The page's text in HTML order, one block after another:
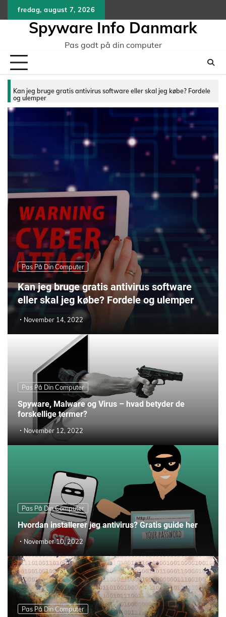
to
fredag, august 7, 2026
Spyware Info Danmark
Pas godt på din computer
Kan jeg bruge gratis antivirus software eller skal jeg købe? Fordele
og ulemper
Pas På Din Computer
Kan jeg bruge gratis antivirus software
eller skal jeg købe? Fordele og ulemper
November 14, 2022
Pas På Din Computer
Spyware, Malware og Virus – hvad betyder de
forskellige termer?
November 12, 2022
Pas På Din Computer
Hvordan installerer jeg antivirus? Gratis guide her
November 10, 2022
Pas På Din Computer